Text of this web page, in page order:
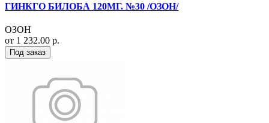
ГИНКГО БИЛОБА 120МГ. №30 /ОЗОН/
ОЗОН
от 1 232.00 р.
Под заказ